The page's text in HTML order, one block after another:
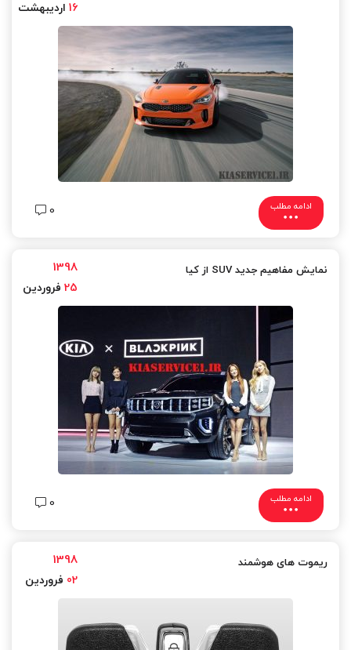
16 اردیبهشت
ادامه مطلب 0
نمایش مفاهیم جدید SUV از کیا 1398
25 فروردین
ادامه مطلب 0
ریموت های هوشمند 1398
02 فروردین